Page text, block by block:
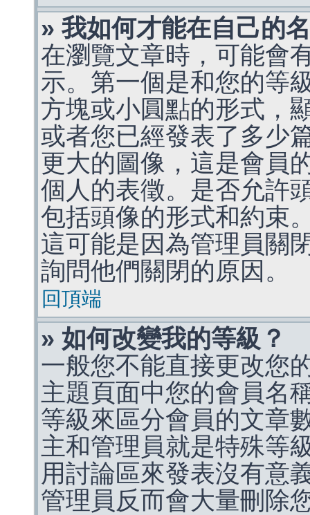
» 我如何才能在自己的
在瀏覽文章時，可能會
示。第一個是和您的等
方塊或小圓點的形式，
或者您已經發表了多少
更大的圖像，這是會員
個人的表徵。是否允許
包括頭像的形式和約束
這可能是因為管理員關
詢問他們關閉的原因。
回頂端
» 如何改變我的等級？
一般您不能直接更改您
主題頁面中您的會員名
等級來區分會員的文章
主和管理員就是特殊等
用討論區來發表沒有意
管理員反而會大量刪除